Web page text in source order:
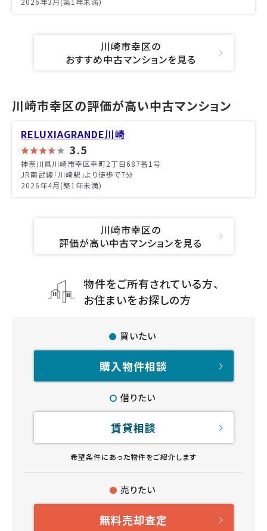
川崎市幸区の
おすすめ中古マンションを見る
川崎市幸区の評価が高い中古マンション
RELUXIAGRANDE川崎
3.5
神奈川県川崎市幸区幸町2丁目687番1号
JR南武線「川崎駅」より徒歩で7分
2026年4月(築1年未満)
川崎市幸区の
評価が高い中古マンションを見る
物件をご所有されている方、
お住まいをお探しの方
買いたい
購入物件相談
借りたい
賃貸相談
希望条件にあった物件をご紹介します
売りたい
無料売却査定